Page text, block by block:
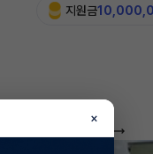
지원금
×